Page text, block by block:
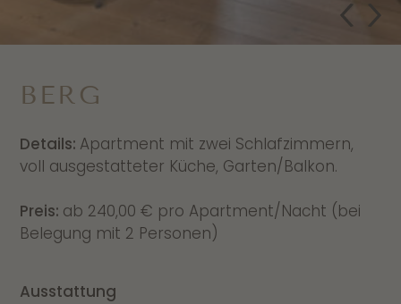
BERG
Details: Apartment mit zwei Schlafzimmern,
voll ausgestatteter Küche, Garten/Balkon.
Preis: ab 240,00 € pro Apartment/Nacht (bei
Belegung mit 2 Personen)
Ausstattung